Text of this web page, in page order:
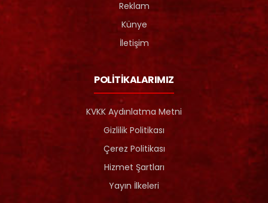
Reklam
Künye
İletişim
POLİTİKALARIMIZ
KVKK Aydınlatma Metni
Gizlilik Politikası
Çerez Politikası
Hizmet Şartları
Yayın İlkeleri